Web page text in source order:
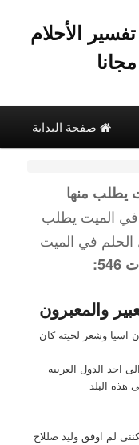
الأحلام
صفحة البداية
يطلب منها
في الميت يطلب
الحلم في الميت
والمعبرون
اسيا وشعر لحيته كان
احد الدول العربيه
هذه البلد
لم اوفق وليد صللاح